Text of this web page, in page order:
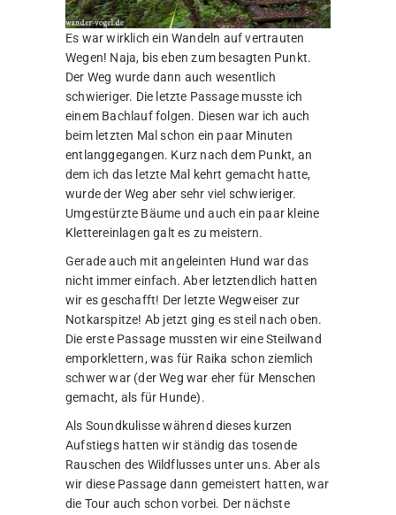
Es war wirklich ein Wandeln auf vertrauten
Wegen! Naja, bis eben zum besagten Punkt.
Der Weg wurde dann auch wesentlich
schwieriger. Die letzte Passage musste ich
einem Bachlauf folgen. Diesen war ich auch
beim letzten Mal schon ein paar Minuten
entlanggegangen. Kurz nach dem Punkt, an
dem ich das letzte Mal kehrt gemacht hatte,
wurde der Weg aber sehr viel schwieriger.
Umgestürzte Bäume und auch ein paar kleine
Klettereinlagen galt es zu meistern.
Gerade auch mit angeleinten Hund war das
nicht immer einfach. Aber letztendlich hatten
wir es geschafft! Der letzte Wegweiser zur
Notkarspitze! Ab jetzt ging es steil nach oben.
Die erste Passage mussten wir eine Steilwand
emporklettern, was für Raika schon ziemlich
schwer war (der Weg war eher für Menschen
gemacht, als für Hunde).
Als Soundkulisse während dieses kurzen
Aufstiegs hatten wir ständig das tosende
Rauschen des Wildflusses unter uns. Aber als
wir diese Passage dann gemeistert hatten, war
die Tour auch schon vorbei. Der nächste